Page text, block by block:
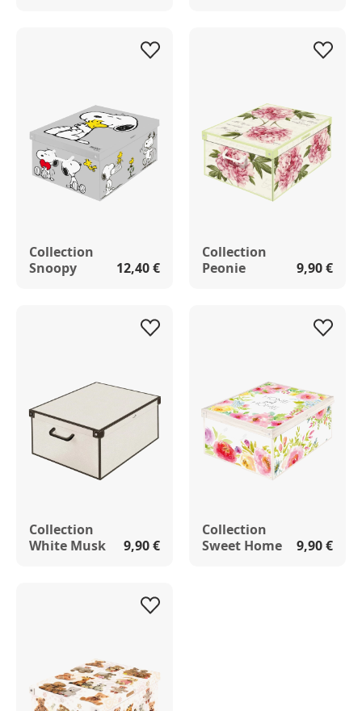
Collection
Snoopy
12,40 €
Collection
Peonie
9,90 €
Collection
White Musk
9,90 €
Collection
Sweet Home
9,90 €